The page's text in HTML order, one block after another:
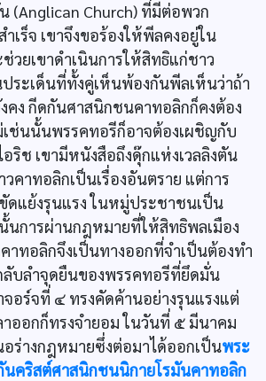
(Anglican Church) ที่มีต่อพวก
เร็จ เขาจึงขอร้องให้พีลคงอยู่ใน
วยเขาดำเนินการให้สิทธิแก่ชาว
ระเด็นที่ทั้งคู่เห็นพ้องกันพีลเห็นว่าถ้า
คง กีดกันศาสนิกชนคาทอลิกก็คงต้อง
เช่นนั้นพรรคทอรีก็อาจต้องเผชิญกับ
ริช เขามีหนังสือถึงดุ๊กแห่งเวลลิงตัน
คาทอลิกเป็นเรื่องอันตราย แต่การ
ดแย้งรุนแรง ในหมู่ประชาชนเป็น
นการผ่านกฎหมายที่ให้สิทธิพลเมือง
าทอลิกจึงเป็นทางออกที่จำเป็นต้องทำ
ลับลำจุดยืนของพรรคทอรีที่ยึดมั่น
จอร์จที่ ๔ ทรงคัดค้านอย่างรุนแรงแต่
าออกก็ทรงจำยอม ในวันที่ ๕ มีนาคม
ร่างกฎหมายซึ่งต่อมาได้ออกเป็นพระ
คริสต์ศาสนิกชนนิกายโรมันคาทอลิก